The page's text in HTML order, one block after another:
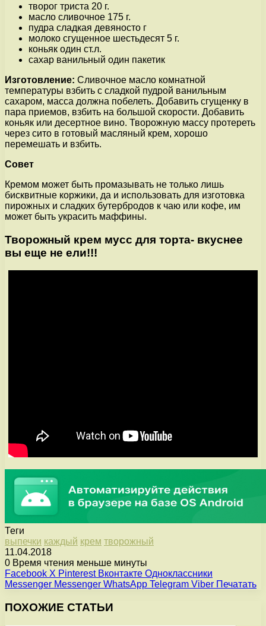
творог триста 20 г.
масло сливочное 175 г.
пудра сладкая девяносто г
молоко сгущенное шестьдесят 5 г.
коньяк один ст.л.
сахар ванильный один пакетик
Изготовление: Сливочное масло комнатной
температуры взбить с сладкой пудрой ванильным
сахаром, масса должна побелеть. Добавить сгущенку в
пара приемов, взбить на большой скорости. Добавить
коньяк или десертное вино. Творожную массу протереть
через сито в готовый масляный крем, хорошо
перемешать и взбить.
Совет
Кремом может быть промазывать не только лишь
бисквитные коржики, да и использовать для изготовка
пирожных и сладких бутербродов к чаю или кофе, им
может быть украсить маффины.
Творожный крем мусс для торта- вкуснее
вы еще не ели!!!
Теги
выпечки каждый крем творожный
11.04.2018
0 Время чтения меньше минуты
Facebook X Pinterest Вконтакте Одноклассники
Messenger Messenger WhatsApp Telegram Viber Печатать
ПОХОЖИЕ СТАТЬИ